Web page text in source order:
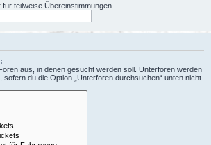
teilweise Übereinstimmungen.
aus, in denen gesucht werden soll. Unterforen werden
du die Option „Unterforen durchsuchen“ unten nicht